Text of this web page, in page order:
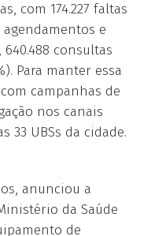
com 174.227 faltas
agendamentos e
640.488 consultas
Para manter essa
campanhas de
nos canais
33 UBSs da cidade.
anunciou a
da Saúde
de